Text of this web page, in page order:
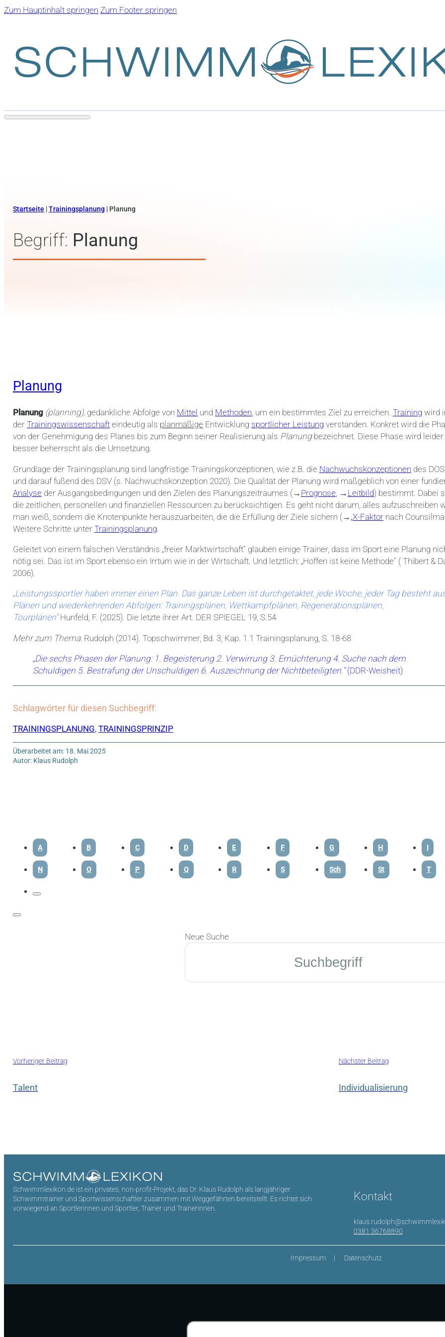
Zum Hauptinhalt springen Zum Footer springen
Startseite |Trainingsplanung | Planung
Begriff: Planung
Planung
Planung (planning), gedankliche Abfolge von Mittel und Methoden, um ein bestimmtes Ziel zu erreichen. Training wird
der Trainingswissenschafteindeutig als planmäßige Entwicklung sportlicher Leistung verstanden. Konkret wird die
von der Genehmigung des Planes bis zum Beginn seiner Realisierung als Planung bezeichnet. Diese Phase wird
besser beherrscht als die Umsetzung.
Grundlage der Trainingsplanung sind langfristige Trainingskonzeptionen, wie z.B. die Nachwuchskonzeptionen des
und darauf fußend des DSV (s. Nachwuchskonzeption 2020). Die Qualität der Planung wird maßgeblich von einer
Analyse der Ausgangsbedingungen und den Zielen des Planungszeitraumes (→ Prognose , → Leitbild) bestimmt. Dabei
die zeitlichen, personellen und finanziellen Ressourcen zu berücksichtigen. Es geht nicht darum, alles aufzuschreiben
man weiß, sondern die Knotenpunkte herauszuarbeiten, die die Erfüllung der Ziele sichern (→„X-Faktornach
Weitere Schritte unter Trainingsplanung
Geleitet von einem falschen Verständnis „freier Marktwirtschaft“ glauben einige Trainer, dass im Sport eine Planung
nötig sei. Das ist im Sport ebenso ein Irrtum wie in der Wirtschaft. Und letztlich: „Hoffen ist keine Methode“ ( Thibert &
2006).
„Leistungssportler haben immer einen Plan. Das ganze Leben ist durchgetaktet, jede Woche, jeder Tag besteht
Plänen und wiederkehrenden Abfolgen: Trainingsplänen, Wettkampfplänen, Regenerationsplänen,
Tourplänen“ Hunfeld, F. (2025). Die letzte ihrer Art. DER SPIEGEL 19, S.54
Mehr zum Thema: Rudolph (2014). Topschwimmer, Bd. 3, Kap. 1.1 Trainingsplanung, S. 18-68
„Die sechs Phasen der Planung: 1. Begeisterung 2. Verwirrung 3. Ernüchterung 4. Suche nach dem
Schuldigen 5. Bestrafung der Unschuldigen 6. Auszeichnung der Nichtbeteiligten.“(DDR-Weisheit)
Schlagwörter für diesen Suchbegriff:
TRAININGSPLANUNG, TRAININGSPRINZIP
Überarbeitet am: 18. Mai 2025
Autor: Klaus Rudolph
A B C D E F G H I
N O P Q R S Sch St T
Neue Suche
Suchen
Vorheriger Beitrag
Talent
Nächster Beitrag
Individualisierung
Schwimmlexikon.de ist ein privates, non-profit-Projekt, das Dr. Klaus Rudolph als langjähriger
Schwimmtrainer und Sportwissenschaftler zusammen mit Weggefährten bereitstellt. Es richtet sich
vorwiegend an Sportlerinnen und Sportler, Trainer und Trainerinnen.
Kontakt
0381 36768890
Impressum Datenschutz
Suchen